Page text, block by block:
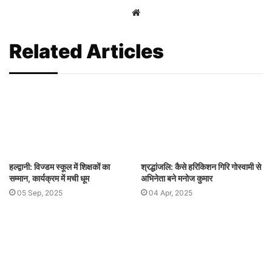
Website
Related Articles
हल्द्वानी: विज्डम स्कूल में शिक्षकों का
सम्मान, कार्यक्रम में मची धूम
05 Sep, 2025
श्रद्धांजलि: कैसे हरिकिशन गिरि गोस्वामी से
अभिनेता बने मनोज कुमार
04 Apr, 2025